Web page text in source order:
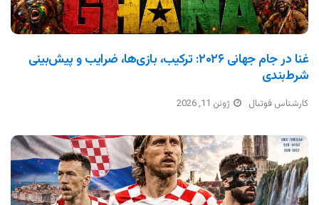
غنا در جام جهانی ۲۰۲۶: ترکیب، بازی‌ها، ضرایب و پیش‌بینی
شرط‌بندی
کارشناس فوتبال ژوئن 11, 2026